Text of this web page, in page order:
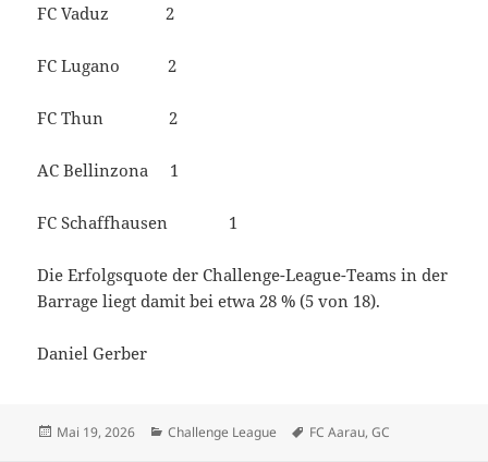
FC Vaduz 2
FC Lugano 2
FC Thun 2
AC Bellinzona 1
FC Schaffhausen 1
Die Erfolgsquote der Challenge-League-Teams in der
Barrage liegt damit bei etwa 28 % (5 von 18).
Daniel Gerber
Veröffentlicht
Mai 19, 2026 Kategorien
Challenge League Schlagwörter
FC Aarau,GC